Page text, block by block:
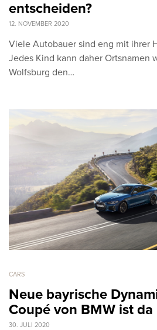
entscheiden?
12. NOVEMBER 2020
Viele Autobauer sind eng mit ihrer
Jedes Kind kann daher Ortsnamen
Wolfsburg den…
CARS
Neue bayrische
Coupé von BMW ist da
30. JULI 2020